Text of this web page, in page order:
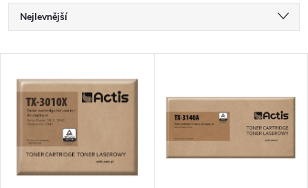
Ř
a
z
n
Nejlevnější
Abecedně
V
ý
p